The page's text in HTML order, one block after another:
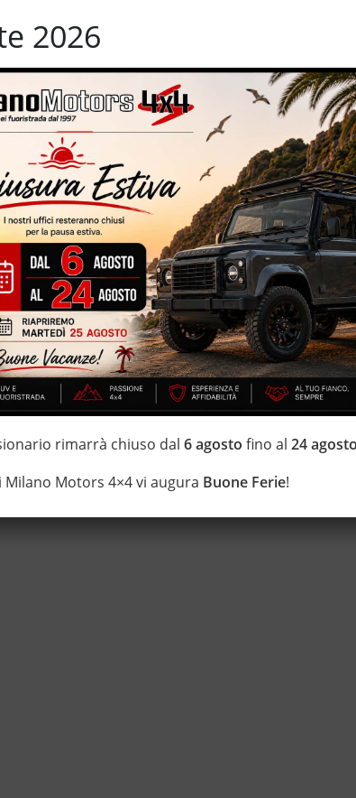
Sistema di visione notturna
Specchietti laterali elettrici
assistito
Touch screen
– 249 CV – IVA esposta – digital cockpit – quadro
screen – eleganti interni in pelle totale – euro 6B
e tagliandati ufficiali Land Rover – sensori park –
vernice metallizzata – unico proprietario
TRATTAMENTI DI VAPORE, OZONO E
della garanzia con i leader del mercato ”Opteven” e
Uno Nei Fuoristrada con un’ esposizione da più di
2026
rimarrà chiuso dal6 agosto fino al24
Milano Motors 4×4 vi augura Buone Ferie!